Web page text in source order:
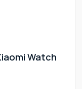
Watch